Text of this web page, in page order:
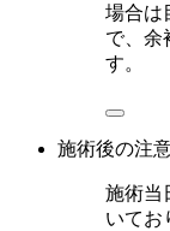
場合は
で、余
す。
施術後の注
施術当
いてお